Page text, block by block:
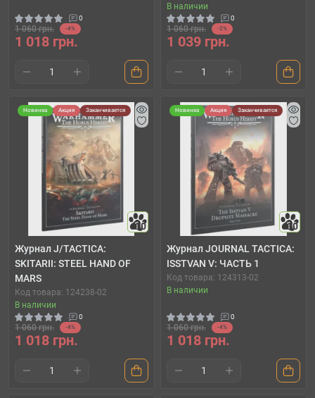
0
1 060 грн. -4%
1 018 грн.
В наличии
0
1 060 грн. -2%
1 039 грн.
Новинка Акция Заканчивается
10
Журнал J/TACTICA:
SKITARII: STEEL HAND OF
MARS
Код товара: 124238-02
В наличии
0
1 060 грн. -4%
1 018 грн.
Новинка Акция Заканчивается
10
Журнал JOURNAL TACTICA:
ISSTVAN V: ЧАСТЬ 1
Код товара: 124313-02
В наличии
0
1 060 грн. -4%
1 018 грн.